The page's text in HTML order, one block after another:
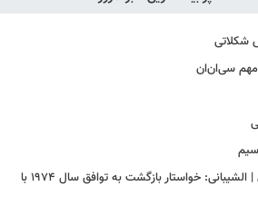
شکلاتی
سی‌ان‌ان
اعلام موضع ترکیه درباره مذاکرات ایران و آمریکا | باید و نباید فیدان برای اسرائیل | الشیبانی: خواستار بازگشت به توافق سال ۱۹۷۴ با